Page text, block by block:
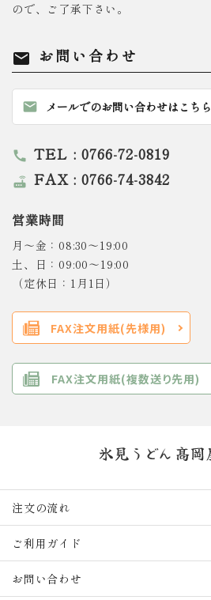
ので、ご了承下さい。
mail お問い合わせ
mail メールでのお問い合わせはこちら
call TEL : 0766-72-0819
router FAX : 0766-74-3842
営業時間
月～金：08:30～19:00
土、日：09:00～19:00
（定休日：1月1日）
FAX注文用紙(先様用)
FAX注文用紙(複数送り先用)
注文の流れ
ご利用ガイド
お問い合わせ